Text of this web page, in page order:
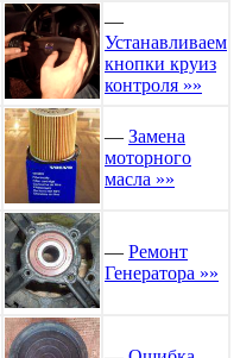
—
Устанавливаем
кнопки круиз
контроля »»
— Замена
моторного
масла »»
— Ремонт
Генератора »»